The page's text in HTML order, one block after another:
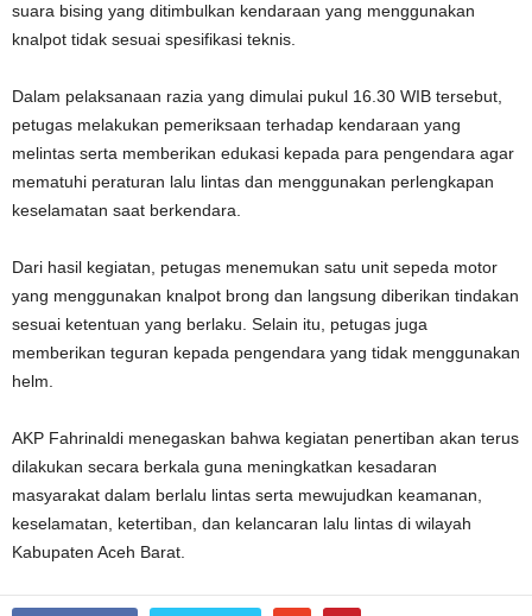
suara bising yang ditimbulkan kendaraan yang menggunakan
knalpot tidak sesuai spesifikasi teknis.
Dalam pelaksanaan razia yang dimulai pukul 16.30 WIB tersebut,
petugas melakukan pemeriksaan terhadap kendaraan yang
melintas serta memberikan edukasi kepada para pengendara agar
mematuhi peraturan lalu lintas dan menggunakan perlengkapan
keselamatan saat berkendara.
Dari hasil kegiatan, petugas menemukan satu unit sepeda motor
yang menggunakan knalpot brong dan langsung diberikan tindakan
sesuai ketentuan yang berlaku. Selain itu, petugas juga
memberikan teguran kepada pengendara yang tidak menggunakan
helm.
AKP Fahrinaldi menegaskan bahwa kegiatan penertiban akan terus
dilakukan secara berkala guna meningkatkan kesadaran
masyarakat dalam berlalu lintas serta mewujudkan keamanan,
keselamatan, ketertiban, dan kelancaran lalu lintas di wilayah
Kabupaten Aceh Barat.